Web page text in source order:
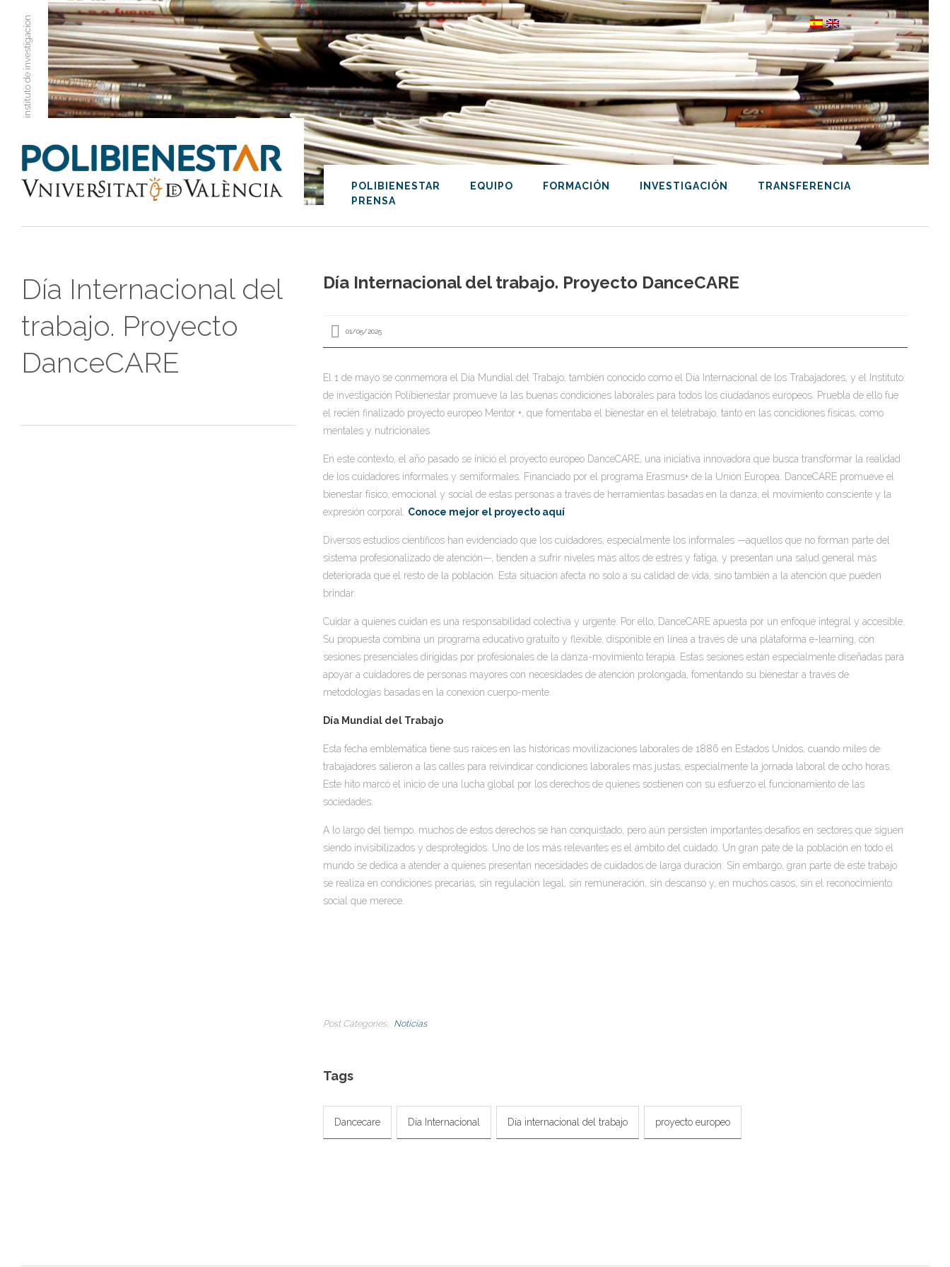
instituto de investigacion
POLIBIENESTAR EQUIPO FORMACIÓN INVESTIGACIÓN
TRANSFERENCIA
PRENSA
Día Internacional del
trabajo. Proyecto
DanceCARE
Día Internacional del trabajo. Proyecto DanceCARE
01/05/2025
El 1 de mayo se conmemora el Día Mundial del Trabajo, también conocido como el Día Internacional de los Trabajadores, y el Instituto
de investigación Polibienestar promueve la las buenas condiciones laborales para todos los ciudadanos europeos. Pruebla de ello fue
el recién finalizado proyecto europeo Mentor +, que fomentaba el bienestar en el teletrabajo, tanto en las concidiones físicas, como
mentales y nutricionales.
En este contexto, el año pasado se inició el proyecto europeo DanceCARE, una iniciativa innovadora que busca transformar la realidad
de los cuidadores informales y semiformales. Financiado por el programa Erasmus+ de la Unión Europea. DanceCARE promueve el
bienestar físico, emocional y social de estas personas a través de herramientas basadas en la danza, el movimiento consciente y la
expresión corporal. Conoce mejor el proyecto aquí
Diversos estudios científicos han evidenciado que los cuidadores, especialmente los informales —aquellos que no forman parte del
sistema profesionalizado de atención—, tienden a sufrir niveles más altos de estrés y fatiga, y presentan una salud general más
deteriorada que el resto de la población. Esta situación afecta no solo a su calidad de vida, sino también a la atención que pueden
brindar.
Cuidar a quienes cuidan es una responsabilidad colectiva y urgente. Por ello, DanceCARE apuesta por un enfoque integral y accesible.
Su propuesta combina un programa educativo gratuito y flexible, disponible en línea a través de una plataforma e-learning, con
sesiones presenciales dirigidas por profesionales de la danza-movimiento terapia. Estas sesiones están especialmente diseñadas para
apoyar a cuidadores de personas mayores con necesidades de atención prolongada, fomentando su bienestar a través de
metodologías basadas en la conexión cuerpo-mente.
Día Mundial del Trabajo
Esta fecha emblemática tiene sus raíces en las históricas movilizaciones laborales de 1886 en Estados Unidos, cuando miles de
trabajadores salieron a las calles para reivindicar condiciones laborales más justas, especialmente la jornada laboral de ocho horas.
Este hito marcó el inicio de una lucha global por los derechos de quienes sostienen con su esfuerzo el funcionamiento de las
sociedades.
A lo largo del tiempo, muchos de estos derechos se han conquistado, pero aún persisten importantes desafíos en sectores que siguen
siendo invisibilizados y desprotegidos. Uno de los más relevantes es el ámbito del cuidado. Un gran pate de la población en todo el
mundo se dedica a atender a quienes presentan necesidades de cuidados de larga duracion. Sin embargo, gran parte de este trabajo
se realiza en condiciones precarias, sin regulación legal, sin remuneración, sin descanso y, en muchos casos, sin el reconocimiento
social que merece.
Post Categories Noticias
Tags
Dancecare Día Internacional Día internacional del trabajo proyecto europeo